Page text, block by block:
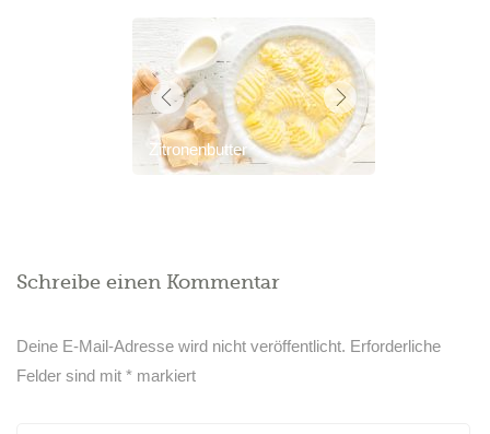
Zitronenbutter
Schreibe einen Kommentar
Deine E-Mail-Adresse wird nicht veröffentlicht. Erforderliche
Felder sind mit* markiert